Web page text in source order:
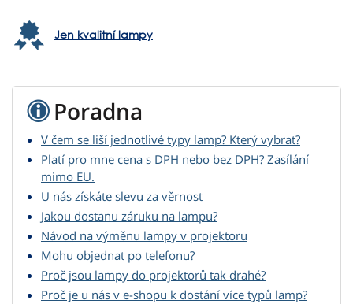
Jen kvalitní lampy
Poradna
V čem se liší jednotlivé typy lamp? Který vybrat?
Platí pro mne cena s DPH nebo bez DPH? Zasílání
mimo EU.
U nás získáte slevu za věrnost
Jakou dostanu záruku na lampu?
Návod na výměnu lampy v projektoru
Mohu objednat po telefonu?
Proč jsou lampy do projektorů tak drahé?
Proč je u nás v e-shopu k dostání více typů lamp?